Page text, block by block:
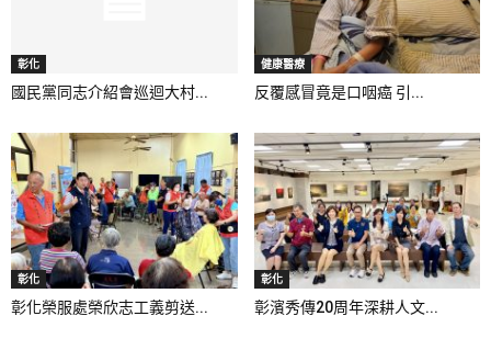
彰化
國民黨同志介紹會巡迴大村...
健康醫療
反覆感冒竟是口咽癌 引...
彰化
彰化榮服處榮欣志工義剪送...
彰化
彰濱秀傳20周年深耕人文...